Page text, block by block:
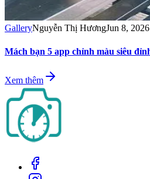
GalleryNguyễn Thị HươngJun 8, 2026
Mách bạn 5 app chỉnh màu siêu
Xem thêm